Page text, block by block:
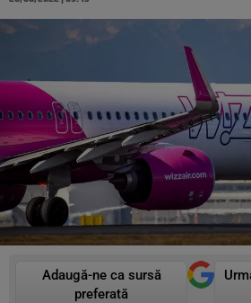
Adaugă-ne ca sursă
preferată